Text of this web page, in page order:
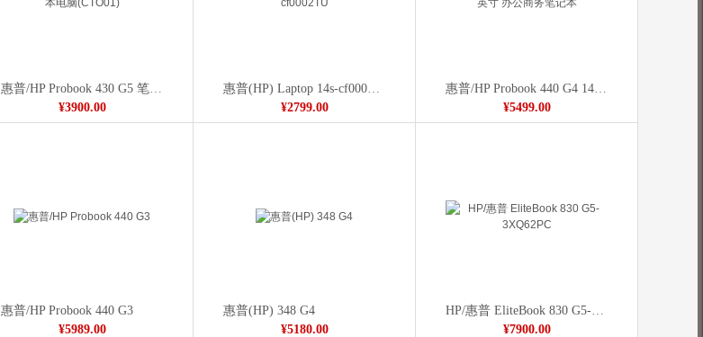
惠普/HP Probook 430 G5 笔记本电脑(CTO01)
¥3900.00
惠普(HP) Laptop 14s-cf0002TU
¥2799.00
惠普/HP Probook 440 G4 14英寸 办公商务笔记本
¥5499.00
惠普/HP Probook 440 G3
¥5989.00
惠普(HP) 348 G4
¥5180.00
HP/惠普 EliteBook 830 G5-3XQ62PC
¥7900.00